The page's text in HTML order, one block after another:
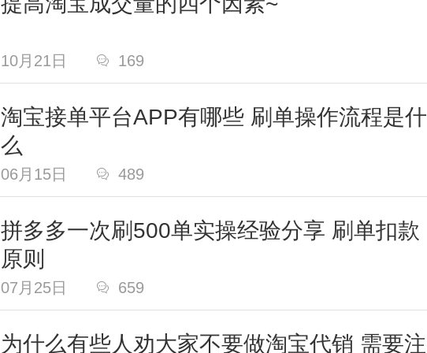
10月21日  169
淘宝接单平台APP有哪些 刷单操作流程是什
么
06月15日  489
拼多多一次刷500单实操经验分享 刷单扣款
原则
07月25日  659
为什么有些人劝大家不要做淘宝代销 需要注